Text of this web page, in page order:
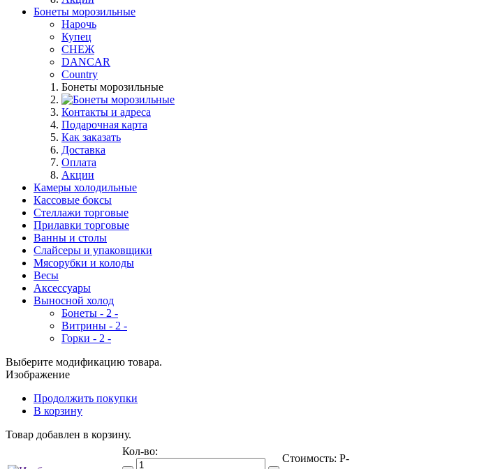
Бонеты морозильные
Нарочь
Купец
СНЕЖ
DANCAR
Country
Бонеты морозильные
Контакты и адреса
Подарочная карта
Как заказать
Доставка
Оплата
Акции
Камеры холодильные
Кассовые боксы
Стеллажи торговые
Прилавки торговые
Ванны и столы
Слайсеры и упаковщики
Мясорубки и колоды
Весы
Аксессуары
Выносной холод
Бонеты - 2 -
Витрины - 2 -
Горки - 2 -
Выберите модификацию товара.
Изображение
Продолжить покупки
В корзину
Товар добавлен в корзину.
Кол-во:
Стоимость: Р-